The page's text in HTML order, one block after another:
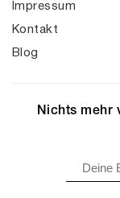
Impressum
Kontakt
Blog
Nichts mehr